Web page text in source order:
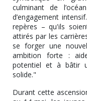
culminant de
d’engagement
repères – qu'ils
attirés par les
se forger une
ambition forte :
potentiel et à bâtir
solide."
Durant cette